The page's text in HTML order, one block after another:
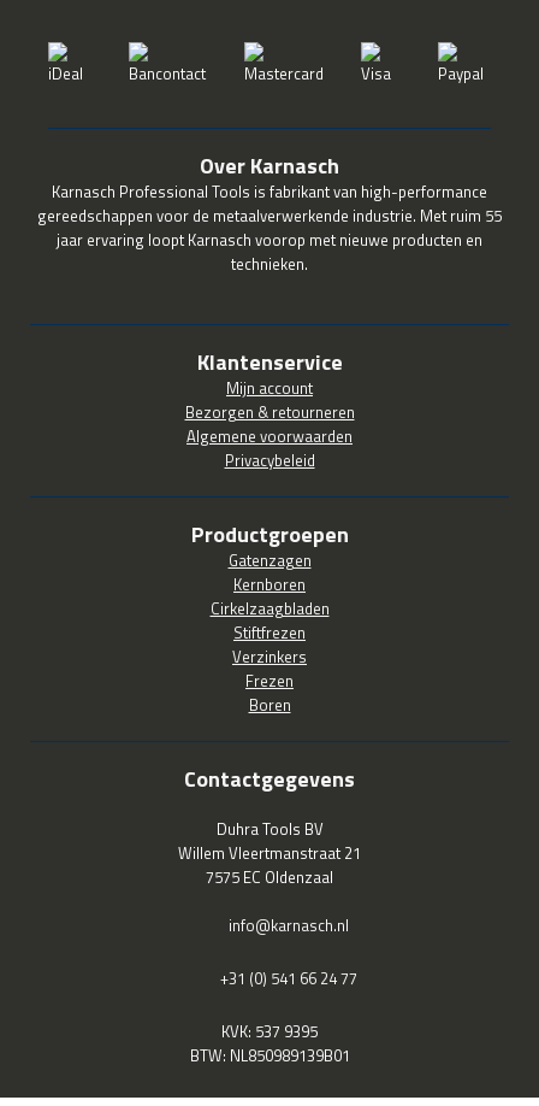
Over Karnasch
Karnasch Professional Tools is fabrikant van high-performance
gereedschappen voor de metaalverwerkende industrie. Met ruim 55
jaar ervaring loopt Karnasch voorop met nieuwe producten en
technieken.
Klantenservice
Mijn account
Bezorgen & retourneren
Algemene voorwaarden
Privacybeleid
Productgroepen
Gatenzagen
Kernboren
Cirkelzaagbladen
Stiftfrezen
Verzinkers
Frezen
Boren
Contactgegevens
Duhra Tools BV
Willem Vleertmanstraat 21
7575 EC Oldenzaal
info@karnasch.nl
+31 (0) 541 66 24 77
KVK: 537 9395
BTW: NL850989139B01